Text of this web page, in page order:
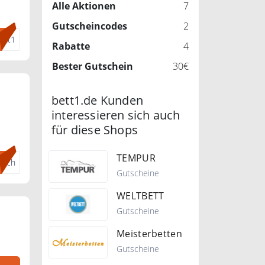
ett1
fach
Alle Aktionen
7
Gutscheincodes
2
Rabatte
4
Bester Gutschein
30€
bett1.de Kunden
interessieren sich auch
für diese Shops
TEMPUR
Gutscheine
WELTBETT
Gutscheine
Meisterbetten
Gutscheine